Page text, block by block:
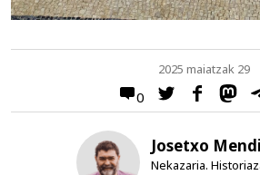
0
2025 maiatzak 29
Josetxo
Nekazaria.